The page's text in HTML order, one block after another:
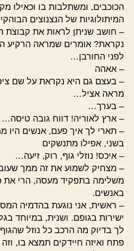
הכוכבים, ומשתלבות בו וכאילו
המיתולוגיות של הנצנוצים
– חושב שניתן לראות את קבוצת
נקראת? אומרים שמראה הרקיע
לפני החורבן…
– אאהה
– בעצם גם היא נקראת על שם
מראה אציל…
– בערך…
– ארץ לאוריה! דווח גובה
– תארי לך איך פעם, אנשים היו
בשני, אפילו מתנשקים
– איכס! נוזלי גוף, רוק, זיעה…
– מצחיק לשמוע את זה ממך
משלימה בתפקיד מעסה, הרי את
באנשים.
– ראשית, אני נוגעת בהדמיה
ישירות בגופם. ושנית, במיוחד
לך בדיוק מה הרכב כל נוזל
פתח ואיזה חיידקים תמצא בו,